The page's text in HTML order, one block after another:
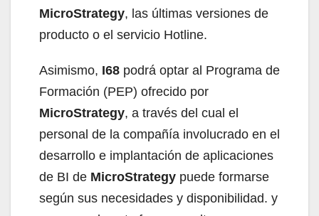
MicroStrategy, las últimas versiones de
producto o el servicio Hotline.
Asimismo, I68 podrá optar al Programa de
Formación (PEP) ofrecido por
MicroStrategy, a través del cual el
personal de la compañía involucrado en el
desarrollo e implantación de aplicaciones
de BI de MicroStrategy puede formarse
según sus necesidades y disponibilidad. y